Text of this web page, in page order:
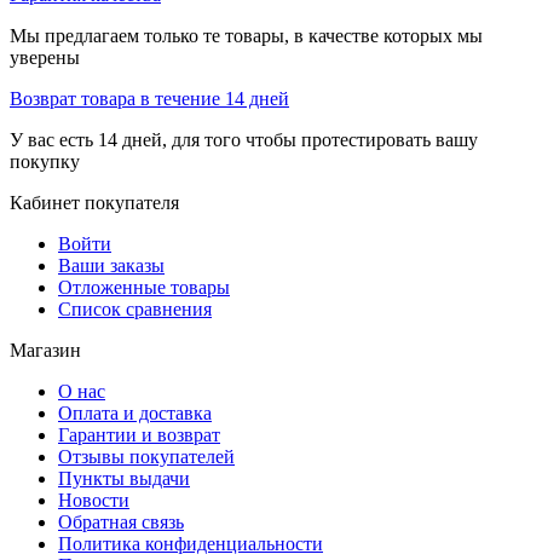
Мы предлагаем только те товары, в качестве которых мы
уверены
Возврат товара в течение 14 дней
У вас есть 14 дней, для того чтобы протестировать вашу
покупку
Кабинет покупателя
Войти
Ваши заказы
Отложенные товары
Список сравнения
Магазин
О нас
Оплата и доставка
Гарантии и возврат
Отзывы покупателей
Пункты выдачи
Новости
Обратная связь
Политика конфиденциальности